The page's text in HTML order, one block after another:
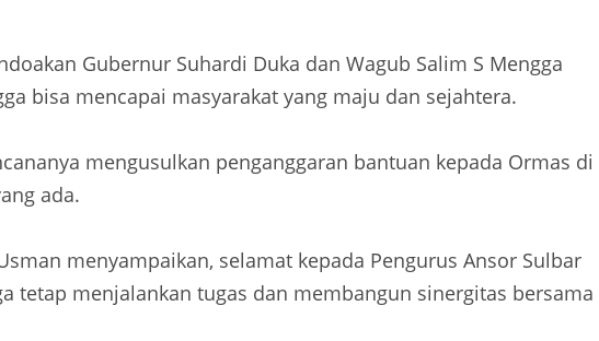
Gubernur Suhardi Duka dan Wagub Salim S Mengga
bisa mencapai masyarakat yang maju dan sejahtera.
mengusulkan penganggaran bantuan kepada Ormas di
ada.
menyampaikan, selamat kepada Pengurus Ansor Sulbar
tetap menjalankan tugas dan membangun sinergitas bersama